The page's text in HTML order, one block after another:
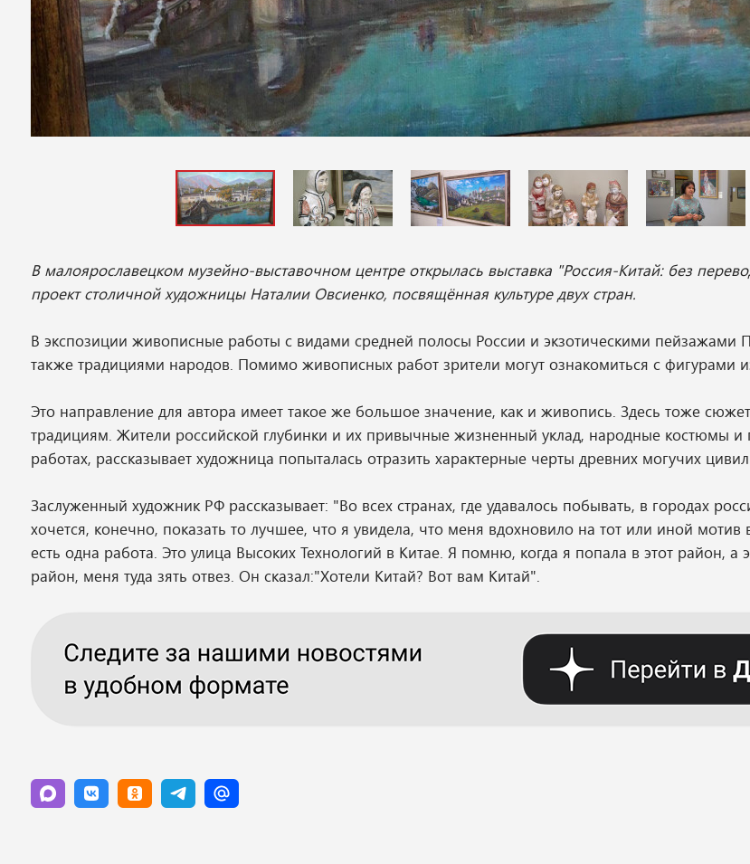
В малоярославецком музейно-выставочном центре открылась выставка "Россия-Китай: без
проект столичной художницы Наталии Овсиенко, посвящённая культуре двух стран.
В экспозиции живописные работы с видами средней полосы России и экзотическими пейзажами
также традициями народов. Помимо живописных работ зрители могут ознакомиться с фигурами
Это направление для автора имеет такое же большое значение, как и живопись. Здесь тоже
традициям. Жители российской глубинки и их привычные жизненный уклад, народные костюмы
работах, рассказывает художница попыталась отразить характерные черты древних могучих
Заслуженный художник РФ рассказывает: "Во всех странах, где удавалось побывать, в городах
хочется, конечно, показать то лучшее, что я увидела, что меня вдохновило на тот или иной мотив
есть одна работа. Это улица Высоких Технологий в Китае. Я помню, когда я попала в этот район, а
район, меня туда зять отвез. Он сказал:"Хотели Китай? Вот вам Китай".